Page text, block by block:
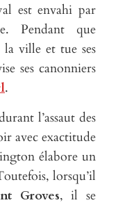
est envahi par
Pendant que
la ville et tue ses
ses canonniers
.
l’assaut des
avec exactitude
élabore un
lorsqu’il
Groves, il se